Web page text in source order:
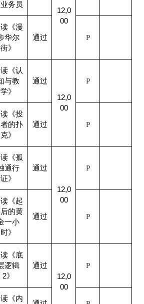
务员
12,0
00
《漫
华尔
街》
通过 P
《认
与教
学》
通过
12,0
00
P
《投
的扑
克》
通过 P
《孤
通行
证》
通过
12,0
00
P
《起
的黄
一小
时》
通过 P
《底
逻辑
2》
通过
12,0
00
P
《内